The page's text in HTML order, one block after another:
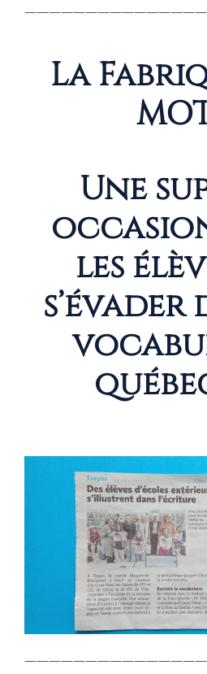
La
Une
les
s’évader